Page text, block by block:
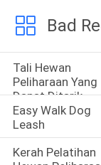
Bad
Tali Hewan
Peliharaan Yang
Dapat Ditarik
Easy Walk Dog
Leash
Kerah Pelatihan